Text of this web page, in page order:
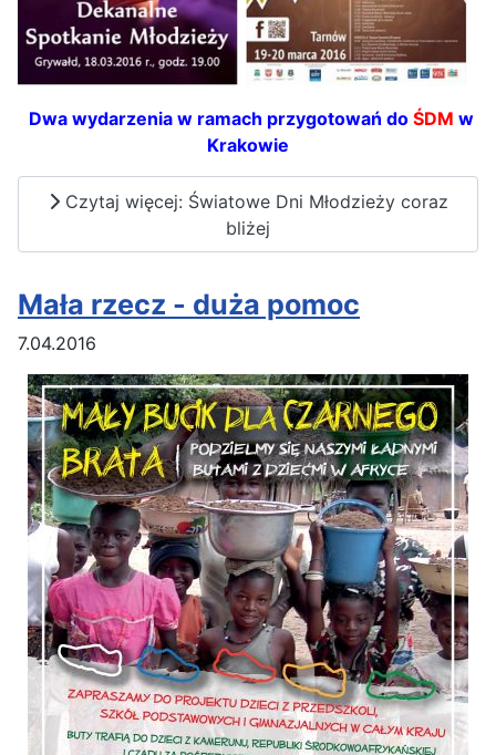
Dwa wydarzenia w ramach przygotowań do ŚDM w
Krakowie
Czytaj więcej: Światowe Dni Młodzieży coraz
bliżej
Mała rzecz - duża pomoc
7.04.2016